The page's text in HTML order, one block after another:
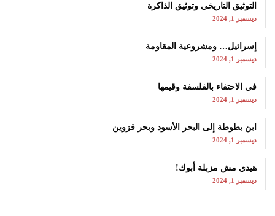
التوثيق التاريخي وتوثيق الذاكرة
ديسمبر 1, 2024
إسرائيل… ومشروعية المقاومة
ديسمبر 1, 2024
في الاحتفاء بالفلسفة وقيمها
ديسمبر 1, 2024
ابن بطوطة إلى البحر الأسود وبحر قزوين
ديسمبر 1, 2024
هيدي مش مزبلة أبوك!
ديسمبر 1, 2024